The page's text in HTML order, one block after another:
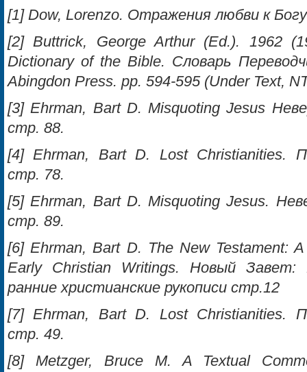
[1] Dow, Lorenzo. Отражения любви к Богу
[2] Buttrick, George Arthur (Ed.). 1962
Dictionary of the Bible. Словарь
Abingdon Press. pp. 594-595 (Under Text,
[3] Ehrman, Bart D. Misquoting Jesus
стр. 88.
[4] Ehrman, Bart D. Lost Christianities.
стр. 78.
[5] Ehrman, Bart D. Misquoting Jesus.
стр. 89.
[6] Ehrman, Bart D. The New Testament:
Early Christian Writings. Новый Завет:
ранние христианские рукописи стр.12
[7] Ehrman, Bart D. Lost Christianities.
стр. 49.
[8] Metzger, Bruce M. A Textual